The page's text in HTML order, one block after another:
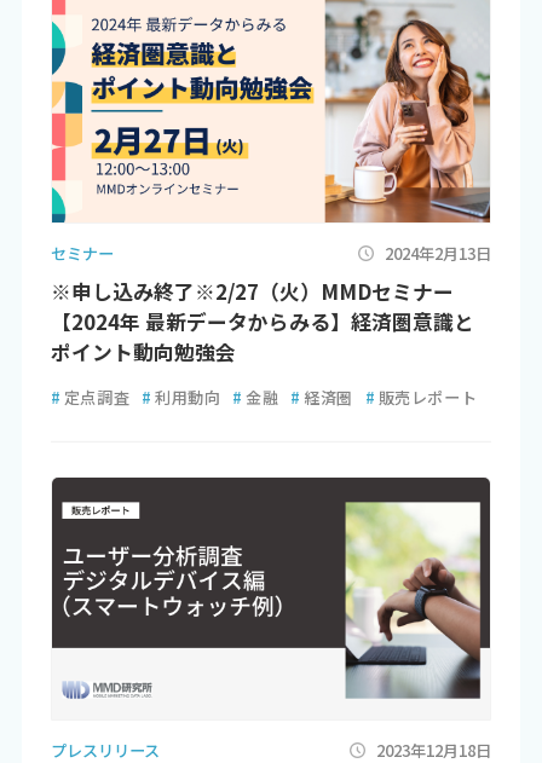
セミナー 2024年2月13日
※申し込み終了※2/27（火）MMDセミナー
【2024年 最新データからみる】経済圏意識と
ポイント動向勉強会
# 定点調査 # 利用動向 # 金融 # 経済圏 # 販売レポート
プレスリリース 2023年12月18日